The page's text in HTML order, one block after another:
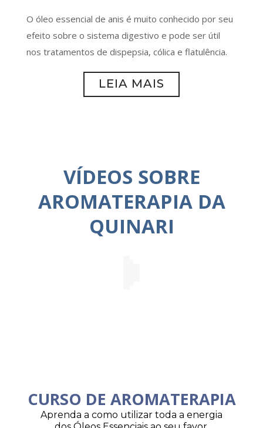
O óleo essencial de anis é muito conhecido por seu
efeito sobre o sistema digestivo e pode ser útil
nos tratamentos de dispepsia, cólica e flatulência.
LEIA MAIS
VÍDEOS SOBRE
AROMATERAPIA DA
QUINARI
CURSO DE AROMATERAPIA
Aprenda a como utilizar toda a energia